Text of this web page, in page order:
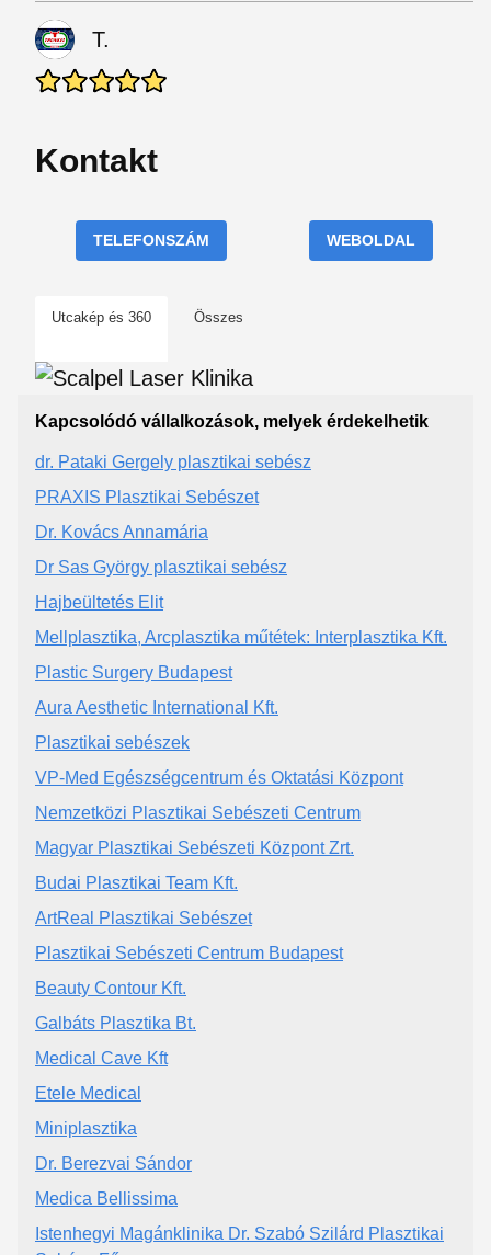
T.
Kontakt
TELEFONSZÁM WEBOLDAL
Utcakép és 360 Összes
Kapcsolódó vállalkozások, melyek érdekelhetik
dr. Pataki Gergely plasztikai sebész
PRAXIS Plasztikai Sebészet
Dr. Kovács Annamária
Dr Sas György plasztikai sebész
Hajbeültetés Elit
Mellplasztika, Arcplasztika műtétek: Interplasztika Kft.
Plastic Surgery Budapest
Aura Aesthetic International Kft.
Plasztikai sebészek
VP-Med Egészségcentrum és Oktatási Központ
Nemzetközi Plasztikai Sebészeti Centrum
Magyar Plasztikai Sebészeti Központ Zrt.
Budai Plasztikai Team Kft.
ArtReal Plasztikai Sebészet
Plasztikai Sebészeti Centrum Budapest
Beauty Contour Kft.
Galbáts Plasztika Bt.
Medical Cave Kft
Etele Medical
Miniplasztika
Dr. Berezvai Sándor
Medica Bellissima
Istenhegyi Magánklinika Dr. Szabó Szilárd Plasztikai